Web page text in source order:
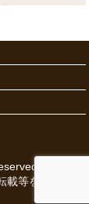
載等を禁じま